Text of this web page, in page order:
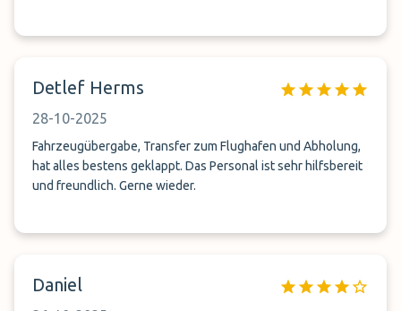
Detlef Herms
28-10-2025
Fahrzeugübergabe, Transfer zum Flughafen und Abholung,
hat alles bestens geklappt. Das Personal ist sehr hilfsbereit
und freundlich. Gerne wieder.
Daniel